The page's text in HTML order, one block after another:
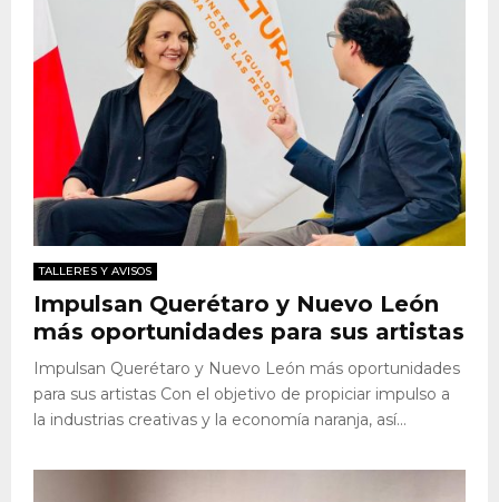
TALLERES Y AVISOS
Impulsan Querétaro y Nuevo León
más oportunidades para sus artistas
Impulsan Querétaro y Nuevo León más oportunidades
para sus artistas Con el objetivo de propiciar impulso a
la industrias creativas y la economía naranja, así...